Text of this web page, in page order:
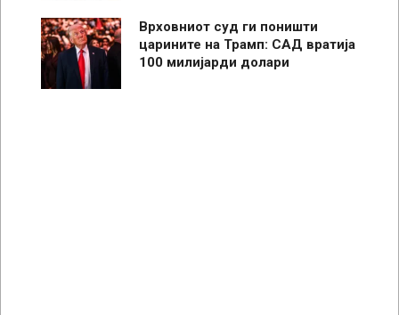
Врховниот суд ги поништи
царините на Трамп: САД вратија
100 милијарди долари